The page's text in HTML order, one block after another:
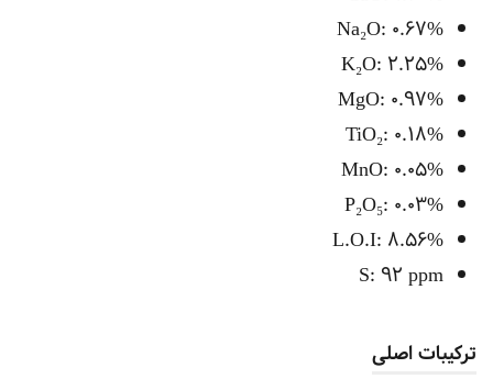
Na₂O: 0.67%
K₂O: 2.25%
MgO: 0.97%
TiO₂: 0.18%
MnO: 0.05%
P₂O₅: 0.03%
L.O.I: 8.56%
S: 92 ppm
ترکیبات اصلی